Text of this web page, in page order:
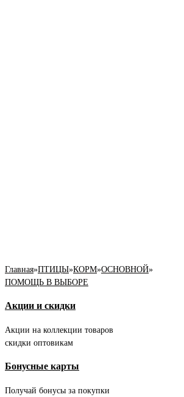
Главная»ПТИЦЫ»КОРМ»ОСНОВНОЙ»
ПОМОЩЬ В ВЫБОРЕ
Акции и скидки
Акции на коллекции товаров
скидки оптовикам
Бонусные карты
Получай бонусы за покупки